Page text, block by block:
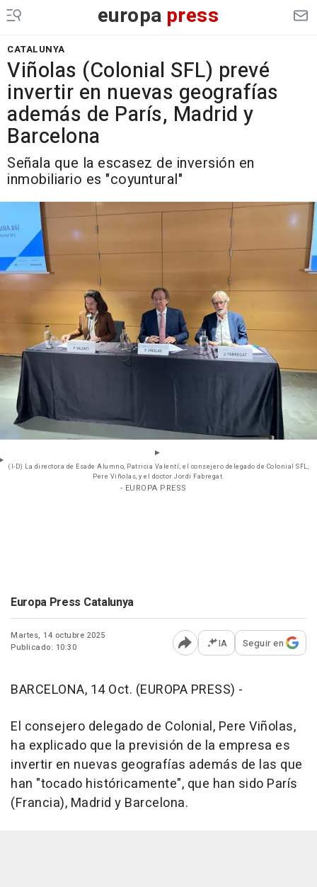
europa press
CATALUNYA
Viñolas (Colonial SFL) prevé
invertir en nuevas geografías
además de París, Madrid y
Barcelona
Señala que la escasez de inversión en
inmobiliario es "coyuntural"
(I-D) La directora de Esade Alumno, Patricia Valentí; el consejero delegado de Colonial SFL,
Pere Viñolas, y el doctor Jordi Fabregat.
- EUROPA PRESS
Europa Press Catalunya
Martes, 14 octubre 2025
Publicado: 10:30
Abrir opciones para
IA Seguir en
BARCELONA, 14 Oct. (EUROPA PRESS) -
El consejero delegado de Colonial, Pere Viñolas,
ha explicado que la previsión de la empresa es
invertir en nuevas geografías además de las que
han "tocado históricamente", que han sido París
(Francia), Madrid y Barcelona.